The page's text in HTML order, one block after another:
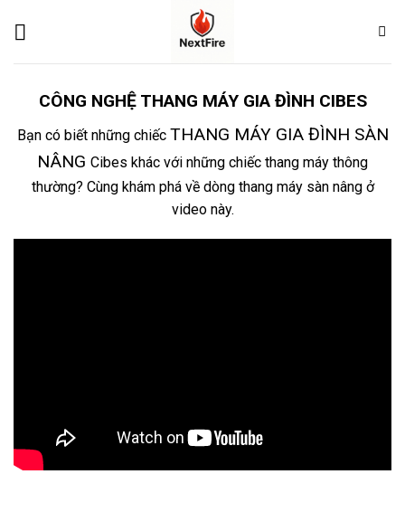
CÔNG NGHỆ THANG MÁY GIA ĐÌNH CIBES
Bạn có biết những chiếc THANG MÁY GIA ĐÌNH SÀN
NÂNG Cibes khác với những chiếc thang máy thông
thường? Cùng khám phá về dòng thang máy sàn nâng ở
video này.